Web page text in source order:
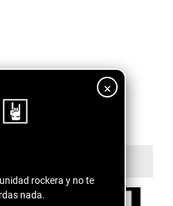
×
rockera y no te
nada.